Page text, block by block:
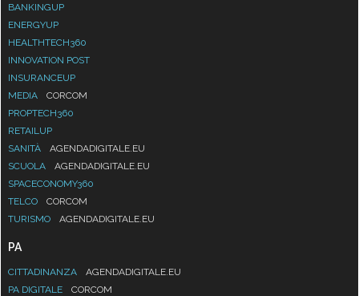
BANKINGUP
ENERGYUP
HEALTHTECH360
INNOVATION POST
INSURANCEUP
MEDIA
CORCOM
PROPTECH360
RETAILUP
SANITÀ
AGENDADIGITALE.EU
SCUOLA
AGENDADIGITALE.EU
SPACECONOMY360
TELCO
CORCOM
TURISMO
AGENDADIGITALE.EU
PA
CITTADINANZA
AGENDADIGITALE.EU
PA DIGITALE
CORCOM